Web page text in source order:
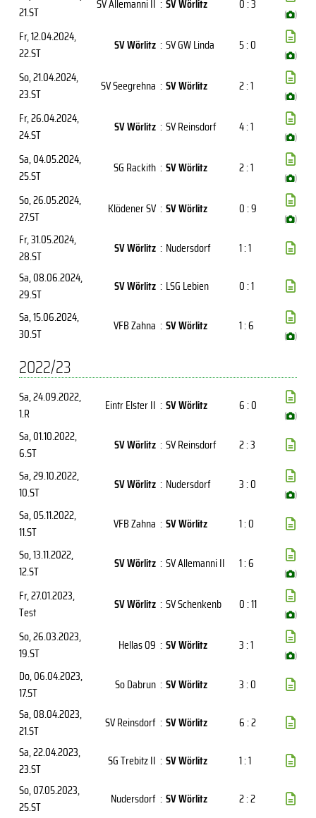
21.ST
SV Allemanni II : SV Wörlitz 0 : 3
( )
Fr, 12.04.2024,
22.ST
SV Wörlitz : SV GW Linda 5 : 0
( )
So, 21.04.2024,
23.ST
SV Seegrehna : SV Wörlitz 2 : 1
( )
Fr, 26.04.2024,
24.ST
SV Wörlitz : SV Reinsdorf 4 : 1
( )
Sa, 04.05.2024,
25.ST
SG Rackith : SV Wörlitz 2 : 1
( )
So, 26.05.2024,
27.ST
Klödener SV : SV Wörlitz 0 : 9
( )
Fr, 31.05.2024,
28.ST
SV Wörlitz : Nudersdorf
1 : 1
Sa, 08.06.2024,
29.ST
SV Wörlitz : LSG Lebien
0 : 1
Sa, 15.06.2024,
30.ST
VFB Zahna : SV Wörlitz 1 : 6
( )
2022/23
Sa, 24.09.2022,
1.R
Eintr Elster II : SV Wörlitz 6 : 0
( )
Sa, 01.10.2022,
6.ST
SV Wörlitz : SV Reinsdorf
2 : 3
Sa, 29.10.2022,
10.ST
SV Wörlitz : Nudersdorf 3 : 0
( )
Sa, 05.11.2022,
11.ST
VFB Zahna : SV Wörlitz
1 : 0
So, 13.11.2022,
12.ST
SV Wörlitz : SV Allemanni II 1 : 6
( )
Fr, 27.01.2023,
Test
SV Wörlitz : SV Schenkenb 0 : 11
( )
So, 26.03.2023,
19.ST
Hellas 09 : SV Wörlitz 3 : 1
( )
Do, 06.04.2023,
17.ST
So Dabrun : SV Wörlitz
3 : 0
Sa, 08.04.2023,
21.ST
SV Reinsdorf : SV Wörlitz
6 : 2
Sa, 22.04.2023,
23.ST
SG Trebitz II : SV Wörlitz
1 : 1
So, 07.05.2023,
25.ST
Nudersdorf : SV Wörlitz
2 : 2